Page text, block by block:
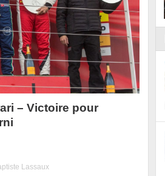
– Victoire pour
Lassaux